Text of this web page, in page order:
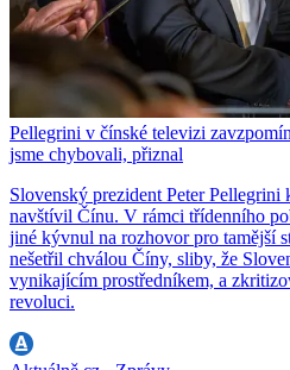
Pellegrini v čínské televizi
jsme chybovali, přiznal
Slovenský prezident Peter Pellegrini
navštívil Čínu. V rámci třídenního
jiné kývnul na rozhovor pro tamější
nešetřil chválou Číny, sliby, že
vynikajícím prostředníkem, a
revoluci.